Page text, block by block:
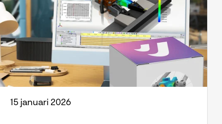
15 januari 2026